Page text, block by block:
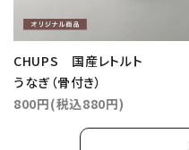
CHUPS 国産レトルト
うなぎ（骨付き）
800円(税込880円)